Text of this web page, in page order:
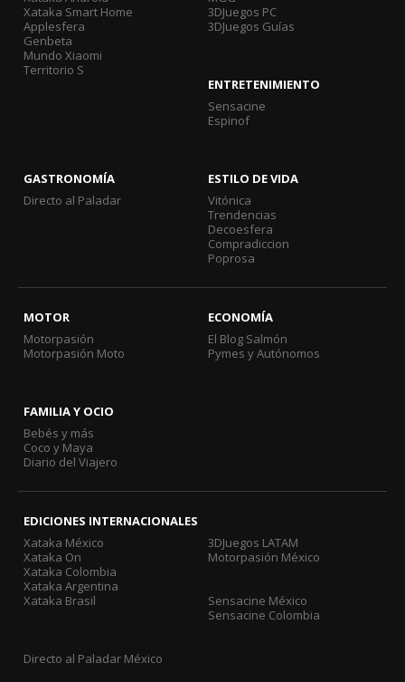
Xataka Smart Home
Applesfera
Genbeta
Mundo Xiaomi
Territorio S
3DJuegos PC
3DJuegos Guías
ENTRETENIMIENTO
Sensacine
Espinof
GASTRONOMÍA
Directo al Paladar
ESTILO DE VIDA
Vitónica
Trendencias
Decoesfera
Compradiccion
Poprosa
MOTOR
Motorpasión
Motorpasión Moto
ECONOMÍA
El Blog Salmón
Pymes y Autónomos
FAMILIA Y OCIO
Bebés y más
Coco y Maya
Diario del Viajero
EDICIONES INTERNACIONALES
Xataka México
Xataka On
Xataka Colombia
Xataka Argentina
Xataka Brasil
3DJuegos LATAM
Motorpasión México
Sensacine México
Sensacine Colombia
Directo al Paladar México